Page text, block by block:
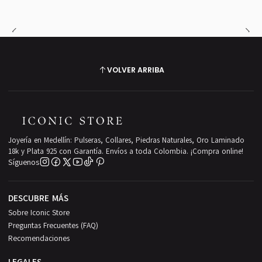
VOLVER ARRIBA
Joyería en Medellín: Pulseras, Collares, Piedras Naturales, Oro Laminado
18k y Plata 925 con Garantía. Envíos a toda Colombia. ¡Compra online!
Síguenos
DESCUBRE MÁS
Sobre Iconic Store
Preguntas Frecuentes (FAQ)
Recomendaciones